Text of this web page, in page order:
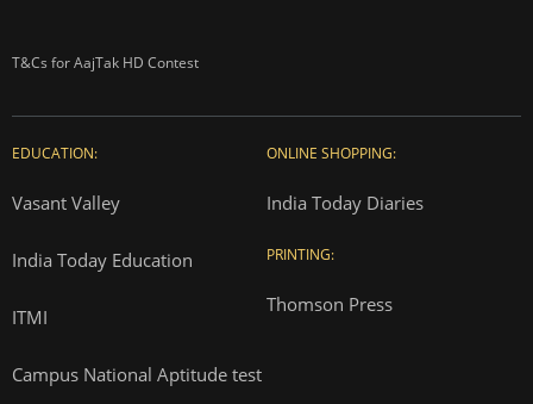
T&Cs for AajTak HD Contest
EDUCATION:
Vasant Valley
India Today Education
ITMI
Campus National Aptitude test
ONLINE SHOPPING:
India Today Diaries
PRINTING:
Thomson Press